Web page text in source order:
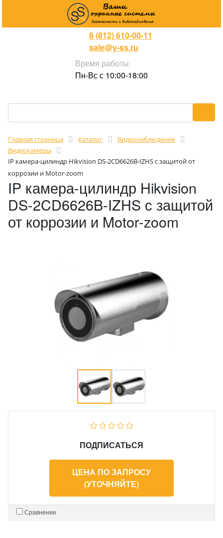
8 (812) 610-00-11
sale@y-ss.ru
Время работы:
Пн-Вс с 10:00-18:00
Главная страница Каталог
Видеонаблюдение
Видеокамеры
IP камера-цилиндр Hikvision DS-2CD6626B-IZHS с защитой от
коррозии и Motor-zoom
IP камера-цилиндр Hikvision
DS-2CD6626B-IZHS с защитой
от коррозии и Motor-zoom
ПОДПИСАТЬСЯ
ЦЕНА ПО ЗАПРОСУ
(УТОЧНЯЙТЕ)
Сравнение